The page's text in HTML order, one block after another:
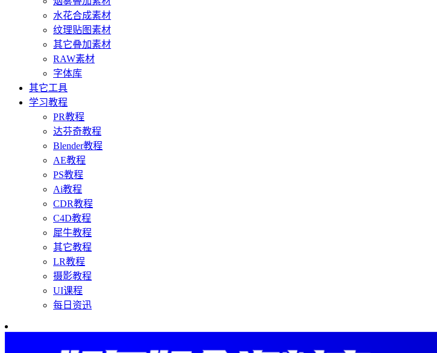
水花合成素材
纹理贴图素材
其它叠加素材
RAW素材
字体库
其它工具
学习教程
PR教程
达芬奇教程
Blender教程
AE教程
PS教程
Ai教程
CDR教程
C4D教程
犀牛教程
其它教程
LR教程
摄影教程
UI课程
每日资迅